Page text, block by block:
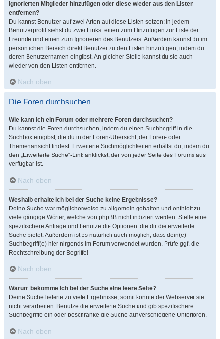
ignorierten Mitglieder hinzufügen oder diese wieder aus den Listen
entfernen?
Du kannst Benutzer auf zwei Arten auf diese Listen setzen: In jedem
Benutzerprofil siehst du zwei Links: einen zum Hinzufügen zur Liste der
Freunde und einen zum Ignorieren des Benutzers. Außerdem kannst du im
persönlichen Bereich direkt Benutzer zu den Listen hinzufügen, indem du
deren Benutzernamen eingibst. An gleicher Stelle kannst du sie auch
wieder von den Listen entfernen.
Nach oben
Die Foren durchsuchen
Wie kann ich ein Forum oder mehrere Foren durchsuchen?
Du kannst die Foren durchsuchen, indem du einen Suchbegriff in die
Suchbox eingibst, die du in der Foren-Übersicht, der Foren- oder
Themenansicht findest. Erweiterte Suchmöglichkeiten erhältst du, indem du
den „Erweiterte Suche“-Link anklickst, der von jeder Seite des Forums aus
verfügbar ist.
Nach oben
Weshalb erhalte ich bei der Suche keine Ergebnisse?
Deine Suche war möglicherweise zu allgemein gehalten und enthielt zu
viele gängige Wörter, welche von phpBB nicht indiziert werden. Stelle eine
spezifischere Anfrage und benutze die Optionen, die dir die erweiterte
Suche bietet. Außerdem ist es natürlich auch möglich, dass dein(e)
Suchbegriff(e) hier nirgends im Forum verwendet wurden. Prüfe ggf. die
Rechtschreibung der Begriffe!
Nach oben
Warum bekomme ich bei der Suche eine leere Seite?
Deine Suche lieferte zu viele Ergebnisse, somit konnte der Webserver sie
nicht verarbeiten. Benutze die erweiterte Suche und gib spezifischere
Suchbegriffe ein oder beschränke die Suche auf verschiedene Unterforen.
Nach oben